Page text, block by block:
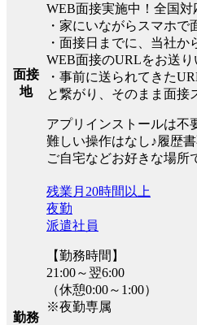
面接
地
WEB面接実施中！全国対
・家にいながらスマホで
・面接日までに、当社
WEB面接のURLをお送り
・事前に送られてきた
と繋がり、そのまま面接
アプリインストールは不
難しい操作はなし♪履歴
ご自宅などお好きな場所
勤務
残業月20時間以上
夜勤
派遣社員
【勤務時間】
21:00～翌6:00
（休憩0:00～1:00）
※夜勤専属